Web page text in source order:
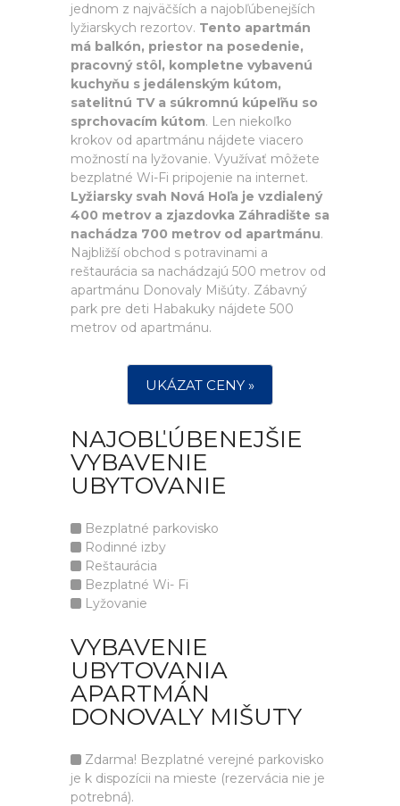
jednom z najväčších a najobľúbenejších
lyžiarskych rezortov. Tento apartmán
má balkón, priestor na posedenie,
pracovný stôl, kompletne vybavenú
kuchyňu s jedálenským kútom,
satelitnú TV a súkromnú kúpeľňu so
sprchovacím kútom. Len niekoľko
krokov od apartmánu nájdete viacero
možností na lyžovanie. Využívať môžete
bezplatné Wi-Fi pripojenie na internet.
Lyžiarsky svah Nová Hoľa je vzdialený
400 metrov a zjazdovka Záhradište sa
nachádza 700 metrov od apartmánu.
Najbližší obchod s potravinami a
reštaurácia sa nachádzajú 500 metrov od
apartmánu Donovaly Mišúty. Zábavný
park pre deti Habakuky nájdete 500
metrov od apartmánu.
UKÁZAT CENY »
NAJOBĽÚBENEJŠIE
VYBAVENIE
UBYTOVANIE
Bezplatné parkovisko
Rodinné izby
Reštaurácia
Bezplatné Wi- Fi
Lyžovanie
VYBAVENIE
UBYTOVANIA
APARTMÁN
DONOVALY MIŠUTY
Zdarma! Bezplatné verejné parkovisko
je k dispozícii na mieste (rezervácia nie je
potrebná).